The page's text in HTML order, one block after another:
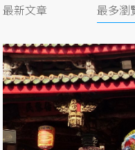
最新文章 最多瀏